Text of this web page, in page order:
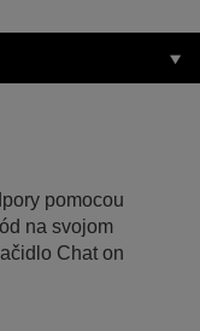
pomocou
na svojom
Chat on